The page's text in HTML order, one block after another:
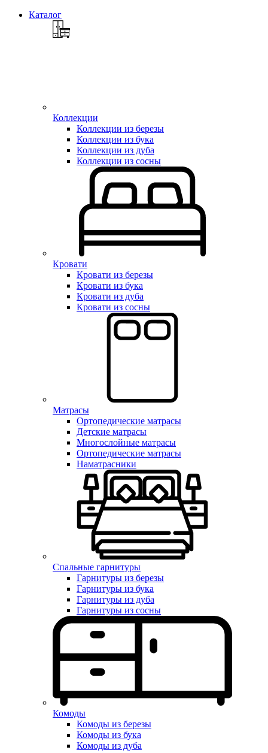
Каталог
Коллекции
Коллекции из березы
Коллекции из бука
Коллекции из дуба
Коллекции из сосны
Кровати
Кровати из березы
Кровати из бука
Кровати из дуба
Кровати из сосны
Матрасы
Ортопедические матрасы
Детские матрасы
Многослойные матрасы
Ортопедические матрасы
Наматрасники
Спальные гарнитуры
Гарнитуры из березы
Гарнитуры из бука
Гарнитуры из дуба
Гарнитуры из сосны
Комоды
Комоды из березы
Комоды из бука
Комоды из дуба